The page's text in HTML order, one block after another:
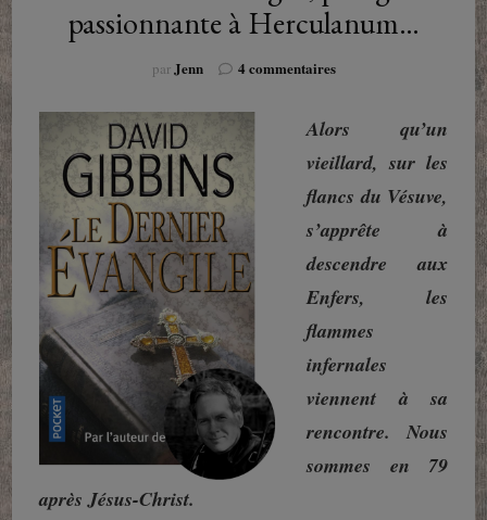
passionnante à Herculanum…
parJenn 4 commentairessur
Evangile,
plongée
passionnante
à
Herculanum…
Alors qu’un
vieillard, sur les
flancs du Vésuve,
s’apprête à
descendre aux
Enfers, les
flammes
infernales
viennent à sa
rencontre. Nous
sommes en 79
après Jésus-Christ.